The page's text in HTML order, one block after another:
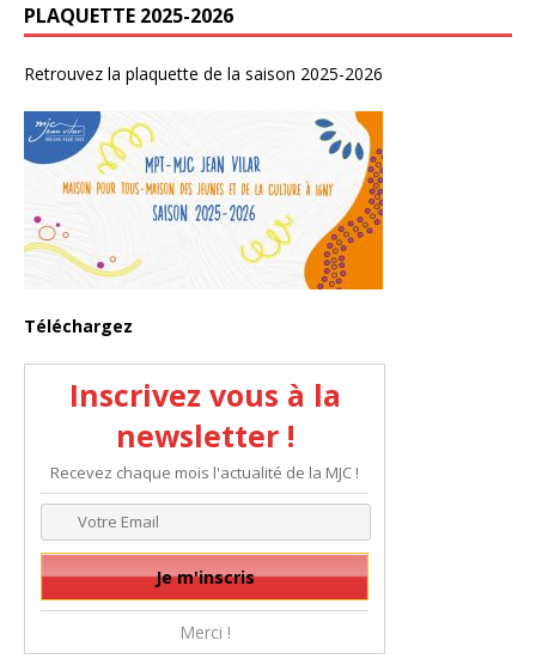
PLAQUETTE 2025-2026
Retrouvez la plaquette de la saison 2025-2026
Téléchargez
Inscrivez vous à la
newsletter !
Recevez chaque mois l'actualité de la MJC !
Merci !